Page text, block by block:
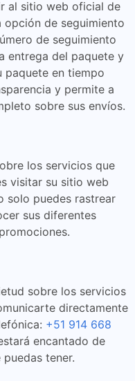
al sitio web oficial de
opción de seguimiento
de seguimiento
entrega del paquete y
paquete en tiempo
y permite a
sobre sus envíos.
los servicios que
visitar su sitio web
solo puedes rastrear
sus diferentes
sobre los servicios
directamente
+51 914 668
encantado de
tener.